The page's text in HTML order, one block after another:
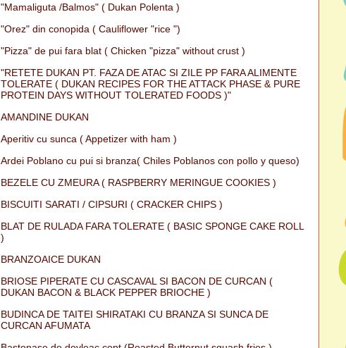
"Mamaliguta /Balmos" ( Dukan Polenta )
"Orez" din conopida ( Cauliflower "rice ")
"Pizza" de pui fara blat ( Chicken "pizza" without crust )
"RETETE DUKAN PT. FAZA DE ATAC SI ZILE PP FARA ALIMENTE
TOLERATE ( DUKAN RECIPES FOR THE ATTACK PHASE & PURE
PROTEIN DAYS WITHOUT TOLERATED FOODS )"
AMANDINE DUKAN
Aperitiv cu sunca ( Appetizer with ham )
Ardei Poblano cu pui si branza( Chiles Poblanos con pollo y queso)
BEZELE CU ZMEURA ( RASPBERRY MERINGUE COOKIES )
BISCUITI SARATI / CIPSURI ( CRACKER CHIPS )
BLAT DE RULADA FARA TOLERATE ( BASIC SPONGE CAKE ROLL
)
BRANZOAICE DUKAN
BRIOSE PIPERATE CU CASCAVAL SI BACON DE CURCAN (
DUKAN BACON & BLACK PEPPER BRIOCHE )
BUDINCA DE TAITEI SHIRATAKI CU BRANZA SI SUNCA DE
CURCAN AFUMATA